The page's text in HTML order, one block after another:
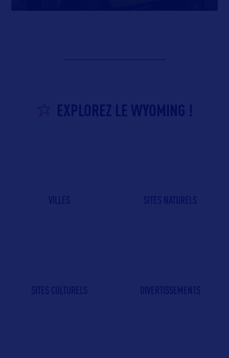
EXPLOREZ LE WYOMING !
VILLES SITES NATURELS
SITES CULTURELS DIVERTISSEMENTS